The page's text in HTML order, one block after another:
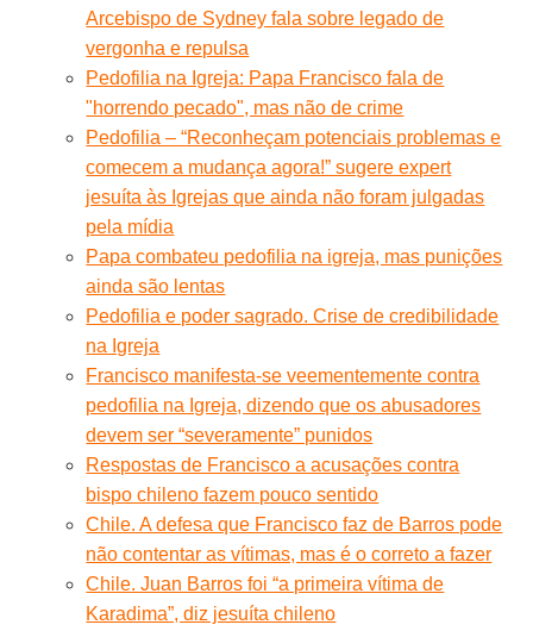
Arcebispo de Sydney fala sobre legado de
vergonha e repulsa
Pedofilia na Igreja: Papa Francisco fala de
"horrendo pecado", mas não de crime
Pedofilia – “Reconheçam potenciais problemas e
comecem a mudança agora!” sugere expert
jesuíta às Igrejas que ainda não foram julgadas
pela mídia
Papa combateu pedofilia na igreja, mas punições
ainda são lentas
Pedofilia e poder sagrado. Crise de credibilidade
na Igreja
Francisco manifesta-se veementemente contra
pedofilia na Igreja, dizendo que os abusadores
devem ser “severamente” punidos
Respostas de Francisco a acusações contra
bispo chileno fazem pouco sentido
Chile. A defesa que Francisco faz de Barros pode
não contentar as vítimas, mas é o correto a fazer
Chile. Juan Barros foi “a primeira vítima de
Karadima”, diz jesuíta chileno